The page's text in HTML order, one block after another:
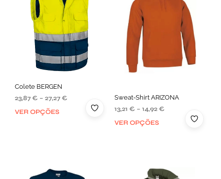
Colete BERGEN
23,87€ – 27,27€
VER OPÇÕES
Sweat-Shirt ARIZONA
13,21 € – 14,92€
VER OPÇÕES